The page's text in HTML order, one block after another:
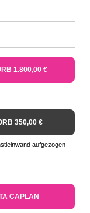
1.800,00 €
350,00 €
aufgezogen
CAPLAN